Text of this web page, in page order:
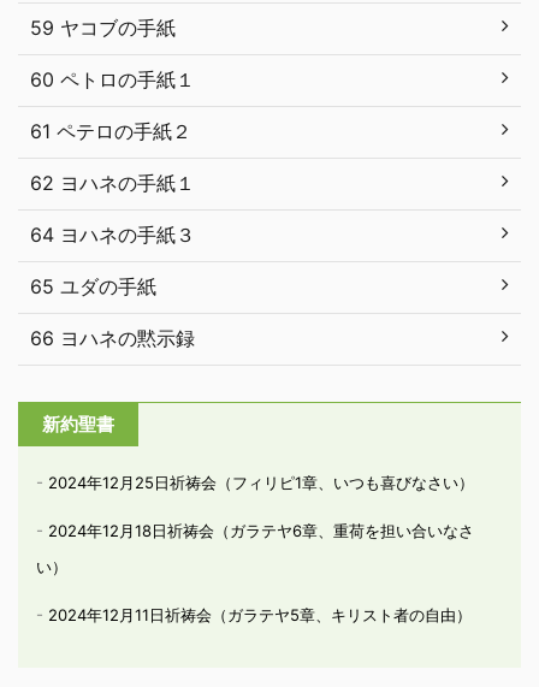
59 ヤコブの手紙
60 ペトロの手紙１
61 ペテロの手紙２
62 ヨハネの手紙１
64 ヨハネの手紙３
65 ユダの手紙
66 ヨハネの黙示録
新約聖書
2024年12月25日祈祷会（フィリピ1章、いつも喜びなさい）
2024年12月18日祈祷会（ガラテヤ6章、重荷を担い合いなさ
い）
2024年12月11日祈祷会（ガラテヤ5章、キリスト者の自由）